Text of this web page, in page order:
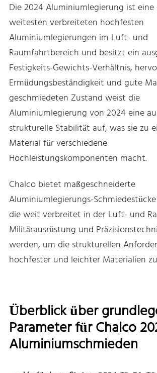
Die 2024 Aluminiumlegierung ist eine
weitesten verbreiteten hochfesten
Aluminiumlegierungen im Luft- und
Raumfahrtbereich und besitzt ein
Festigkeits-Gewichts-Verhältnis,
Ermüdungsbeständigkeit und gute
geschmiedeten Zustand weist die
Aluminiumlegierung von 2024 eine
strukturelle Stabilität auf, was sie zu
Material für verschiedene
Hochleistungskomponenten macht.
Chalco bietet maßgeschneiderte
Aluminiumlegierungs-
die weit verbreitet in der Luft- und
Militärausrüstung und
werden, um die strukturellen
hochfester und leichter Materialien
Überblick über
Parameter für Chalco
Aluminiumschmieden